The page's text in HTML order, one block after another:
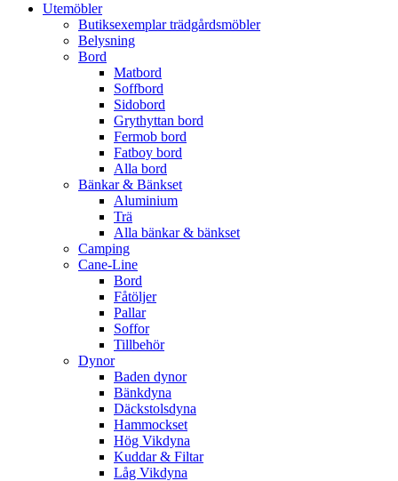
Utemöbler
Butiksexemplar trädgårdsmöbler
Belysning
Bord
Matbord
Soffbord
Sidobord
Grythyttan bord
Fermob bord
Fatboy bord
Alla bord
Bänkar & Bänkset
Aluminium
Trä
Alla bänkar & bänkset
Camping
Cane-Line
Bord
Fåtöljer
Pallar
Soffor
Tillbehör
Dynor
Baden dynor
Bänkdyna
Däckstolsdyna
Hammockset
Hög Vikdyna
Kuddar & Filtar
Låg Vikdyna